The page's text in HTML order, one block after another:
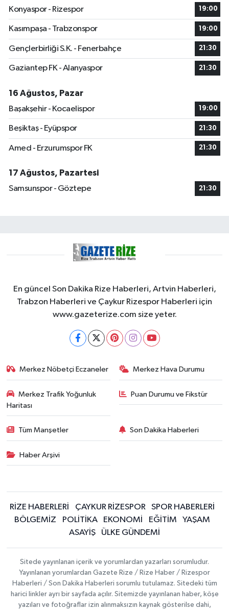
Konyaspor - Rizespor
19:00
Kasımpaşa - Trabzonspor 19:00
Gençlerbirliği S.K. - Fenerbahçe 21:30
Gaziantep FK - Alanyaspor 21:30
16 Ağustos, Pazar
Başakşehir - Kocaelispor
19:00
Beşiktaş - Eyüpspor 21:30
Amed - Erzurumspor FK 21:30
17 Ağustos, Pazartesi
Samsunspor - Göztepe
21:30
En güncel Son Dakika Rize Haberleri, Artvin Haberleri,
Trabzon Haberleri ve Çaykur Rizespor Haberleri için
www.gazeterize.com size yeter.
Merkez Nöbetçi Eczaneler Merkez Hava Durumu
Merkez Trafik Yoğunluk
Haritası
Puan Durumu ve Fikstür
Tüm Manşetler Son Dakika Haberleri
Haber Arşivi
RİZE HABERLERİ ÇAYKUR RİZESPOR
SPOR HABERLERİ
BÖLGEMİZ
POLİTİKA EKONOMİ EĞİTİM
YAŞAM
ASAYİŞ
ÜLKE GÜNDEMİ
Sitede yayınlanan içerik ve yorumlardan yazarları sorumludur.
Yayınlanan yorumlardan Gazete Rize / Rize Haber / Rizespor
Haberleri / Son Dakika Haberleri sorumlu tutulamaz. Sitedeki tüm
harici linkler ayrı bir sayfada açılır. Sitemizde yayınlanan haber, köşe
yazıları ve fotoğraflar izin alınmaksızın kaynak gösterilse dahi,